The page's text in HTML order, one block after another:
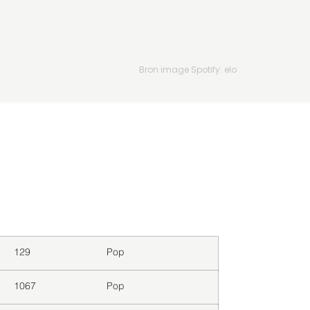
Bron image Spotify: elo
129 Pop
1067 Pop